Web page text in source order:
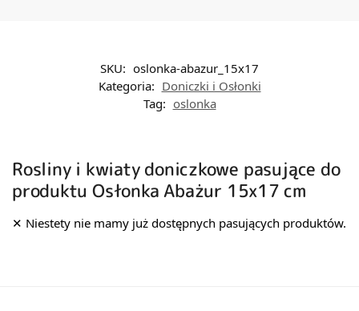
SKU: oslonka-abazur_15x17
Kategoria: Doniczki i Osłonki
Tag: oslonka
Rosliny i kwiaty doniczkowe pasujące do
produktu Osłonka Abażur 15x17 cm